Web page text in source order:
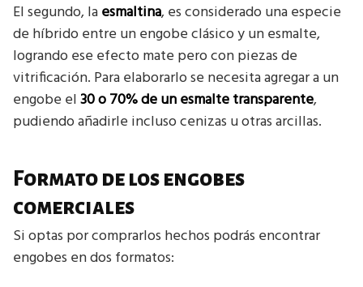
El segundo, laesmaltina, es considerado una especie
de híbrido entre un engobe clásico y un esmalte,
logrando ese efecto mate pero con piezas de
vitrificación. Para elaborarlo se necesita agregar a un
engobe el30 o 70% de un esmalte transparente,
pudiendo añadirle incluso cenizas u otras arcillas.
Formato de los engobes
comerciales
Si optas por comprarlos hechos podrás encontrar
engobes en dos formatos: